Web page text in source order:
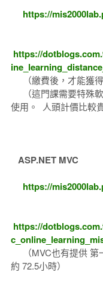
https://
https://
（繳費後，才能獲得
（這門課需要特殊
使用。 人頭計價比較
ASP.NET MVC
https://
https://
（MVC也有提供 第
約 72.5小時）